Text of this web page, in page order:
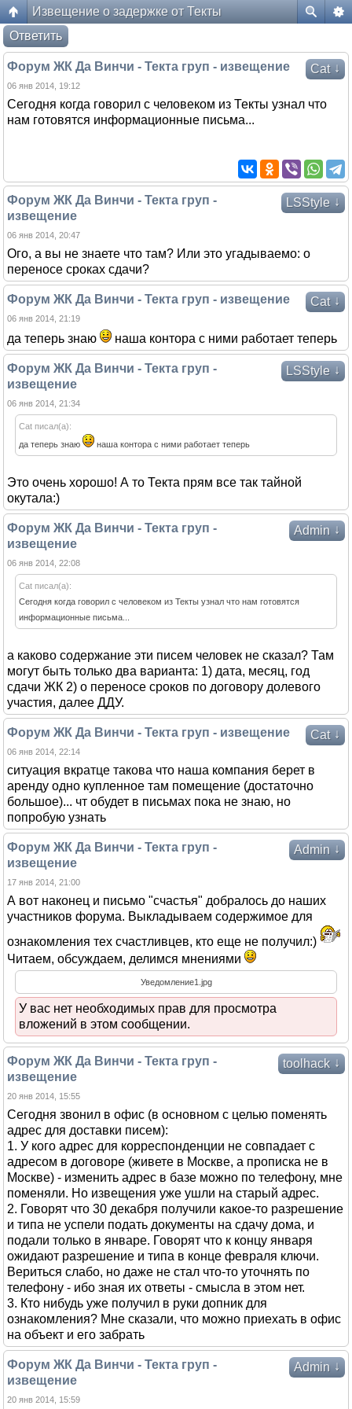
Извещение о задержке от Текты
Форум жителей ЖК Да Винчи
Ответить
Cat ↓
Форум ЖК Да Винчи - Текта груп - извещение
06 янв 2014, 19:12
Сегодня когда говорил с человеком из Текты узнал что
нам готовятся информационные письма...
LSStyle ↓
Форум ЖК Да Винчи - Текта груп -
извещение
06 янв 2014, 20:47
Ого, а вы не знаете что там? Или это угадываемо: о
переносе сроках сдачи?
Cat ↓
Форум ЖК Да Винчи - Текта груп - извещение
06 янв 2014, 21:19
да теперь знаю наша контора с ними работает теперь
LSStyle ↓
Форум ЖК Да Винчи - Текта груп -
извещение
06 янв 2014, 21:34
Cat писал(а):
да теперь знаю
наша контора с ними работает теперь
Это очень хорошо! А то Текта прям все так тайной
окутала:)
Admin ↓
Форум ЖК Да Винчи - Текта груп -
извещение
06 янв 2014, 22:08
Cat писал(а):
Сегодня когда говорил с человеком из Текты узнал что нам готовятся
информационные письма...
а каково содержание эти писем человек не сказал? Там
могут быть только два варианта: 1) дата, месяц, год
сдачи ЖК 2) о переносе сроков по договору долевого
участия, далее ДДУ.
Cat ↓
Форум ЖК Да Винчи - Текта груп - извещение
06 янв 2014, 22:14
ситуация вкратце такова что наша компания берет в
аренду одно купленное там помещение (достаточно
большое)... чт обудет в письмах пока не знаю, но
попробую узнать
Admin ↓
Форум ЖК Да Винчи - Текта груп -
извещение
17 янв 2014, 21:00
А вот наконец и письмо "счастья" добралось до наших
участников форума. Выкладываем содержимое для
ознакомления тех счастливцев, кто еще не получил:)
Читаем, обсуждаем, делимся мнениями
Уведомление1.jpg
У вас нет необходимых прав для просмотра
вложений в этом сообщении.
toolhack ↓
Форум ЖК Да Винчи - Текта груп -
извещение
20 янв 2014, 15:55
Сегодня звонил в офис (в основном с целью поменять
адрес для доставки писем):
1. У кого адрес для корреспонденции не совпадает с
адресом в договоре (живете в Москве, а прописка не в
Москве) - изменить адрес в базе можно по телефону, мне
поменяли. Но извещения уже ушли на старый адрес.
2. Говорят что 30 декабря получили какое-то разрешение
и типа не успели подать документы на сдачу дома, и
подали только в январе. Говорят что к концу января
ожидают разрешение и типа в конце февраля ключи.
Вериться слабо, но даже не стал что-то уточнять по
телефону - ибо зная их ответы - смысла в этом нет.
3. Кто нибудь уже получил в руки допник для
ознакомления? Мне сказали, что можно приехать в офис
на объект и его забрать
Admin ↓
Форум ЖК Да Винчи - Текта груп -
извещение
20 янв 2014, 15:59